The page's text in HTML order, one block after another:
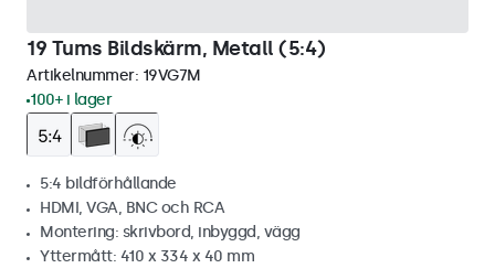
19 Tums Bildskärm, Metall (5:4)
Artikelnummer: 19VG7M
100+ i lager
5:4 bildförhållande
HDMI, VGA, BNC och RCA
Montering: skrivbord, inbyggd, vägg
Yttermått: 410 x 334 x 40 mm